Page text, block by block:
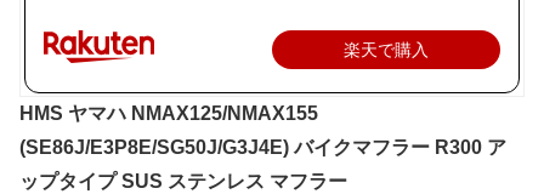
楽天で購入
HMS ヤマハ NMAX125/NMAX155
(SE86J/E3P8E/SG50J/G3J4E) バイクマフラー R300 ア
ップタイプ SUS ステンレス マフラー